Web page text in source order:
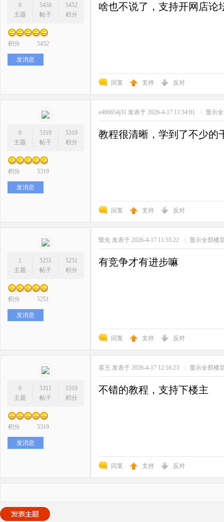
0
主题
5450
帖子
5452
积分
积分 5452
发消息
啥也不说了，支持开网店论
回复 支持 反对
0
主题
5319
帖子
5319
积分
积分 5319
发消息
e406654j31 发表于 2026-4-17 11:34:01 | 显示
教程很清晰，学到了不少的
回复 支持 反对
1
主题
5251
帖子
5251
积分
积分 5251
发消息
暨先 发表于 2026-4-17 11:55:22 | 显示全部楼
有竞争才有进步嘛
回复 支持 反对
0
主题
5311
帖子
5319
积分
积分 5319
发消息
喜王 发表于 2026-4-17 12:16:23 | 显示全部楼
不错的教程，支持下楼主
回复 支持 反对